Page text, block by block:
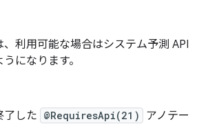
、利用可能な場合はシステム予測 API
になります。
了した @RequiresApi(21)
アノテー